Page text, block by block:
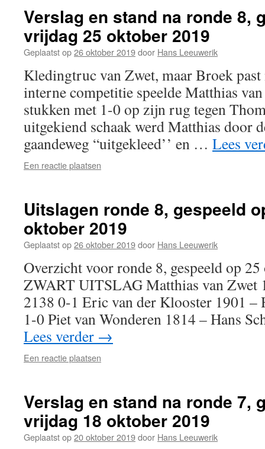
Verslag en stand na ronde 8,
vrijdag 25 oktober 2019
Geplaatst op26 oktober 2019door Hans Leeuwerik
Kledingtruc van Zwet, maar Broek
interne competitie speelde Matthias
stukken met 1-0 op zijn rug tegen
uitgekiend schaak werd Matthias door
gaandeweg “uitgekleed’’ en … Lees
Een reactie plaatsen
Uitslagen ronde 8, gespeeld
oktober 2019
Geplaatst op26 oktober 2019door Hans Leeuwerik
Overzicht voor ronde 8, gespeeld op
ZWART UITSLAG Matthias van Zwet
2138 0-1 Eric van der Klooster 1901 –
1-0 Piet van Wonderen 1814 – Hans
Lees verder →
Een reactie plaatsen
Verslag en stand na ronde 7,
vrijdag 18 oktober 2019
Geplaatst op20 oktober 2019door Hans Leeuwerik